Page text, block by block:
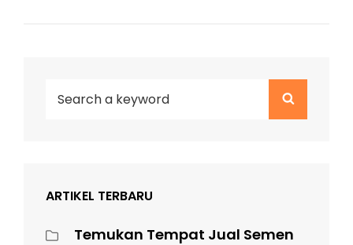
Search
ARTIKEL TERBARU
Temukan Tempat Jual Semen